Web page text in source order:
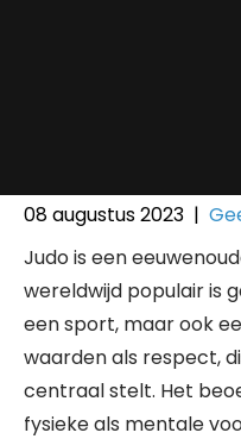
08 augustus 2023 |
Judo is een
wereldwijd populair is
een sport, maar ook
waarden als respect,
centraal stelt. Het
fysieke als mentale